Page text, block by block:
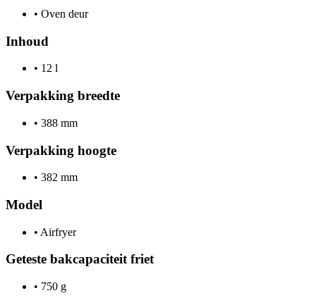
• Oven deur
Inhoud
• 12 l
Verpakking breedte
• 388 mm
Verpakking hoogte
• 382 mm
Model
• Airfryer
Geteste bakcapaciteit friet
• 750 g